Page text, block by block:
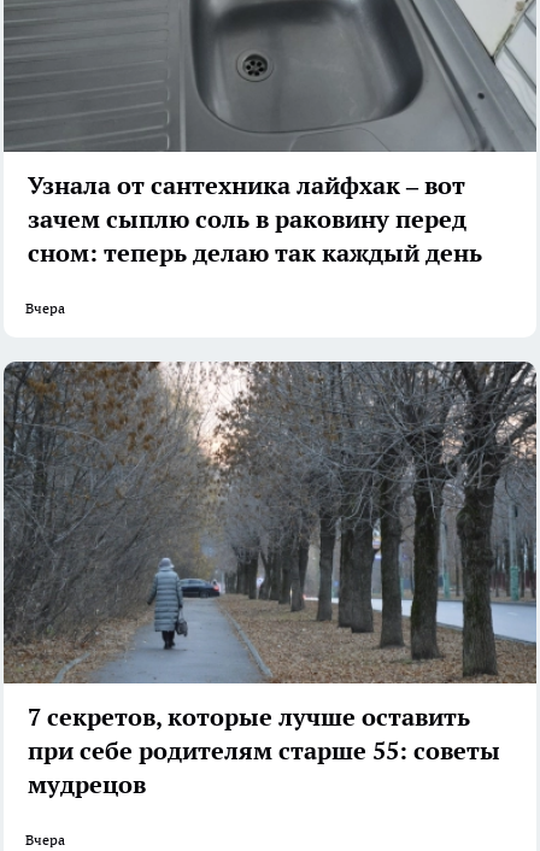
Узнала от сантехника лайфхак – вот
зачем сыплю соль в раковину перед
сном: теперь делаю так каждый день
Вчера
7 секретов, которые лучше оставить
при себе родителям старше 55: советы
мудрецов
Вчера